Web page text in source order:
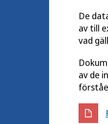
De
av till
vad
av de